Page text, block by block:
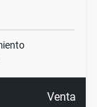
Venta